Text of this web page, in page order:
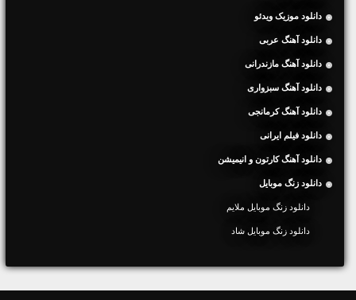
دانلود موزیک ویدئو
دانلود آهنگ عربی
دانلود آهنگ مازندرانی
دانلود آهنگ سبزواری
دانلود آهنگ کرمانجی
دانلود فیلم ایرانی
دانلود آهنگ کارتون و انیمیشن
دانلود زنگ موبایل
دانلود زنگ موبایل ملایم
دانلود زنگ موبایل شاد